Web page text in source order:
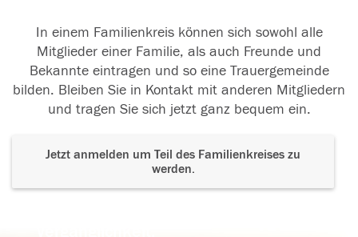
In einem Familienkreis können sich sowohl alle
Mitglieder einer Familie, als auch Freunde und
Bekannte eintragen und so eine Trauergemeinde
bilden. Bleiben Sie in Kontakt mit anderen Mitgliedern
und tragen Sie sich jetzt ganz bequem ein.
Jetzt anmelden um Teil des Familienkreises zu
werden.